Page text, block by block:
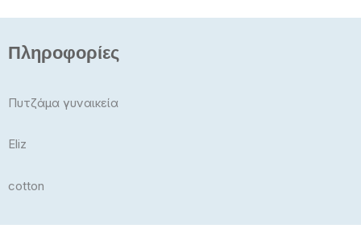
was:
19,00€.
τιμή
είναι:
13,90€.
Πληροφορίες
Πυτζάμα γυναικεία
Eliz
cotton